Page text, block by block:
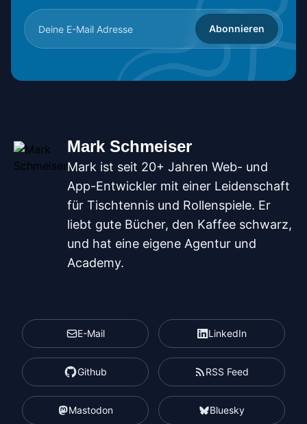
Abonnieren
Mark Schmeiser
Mark ist seit 20+ Jahren Web- und
App-Entwickler mit einer Leidenschaft
für Tischtennis und Rollenspiele. Er
liebt gute Bücher, den Kaffee schwarz,
und hat eine eigene Agentur und
Academy.
E-Mail LinkedIn
Github RSS Feed
Mastodon Bluesky